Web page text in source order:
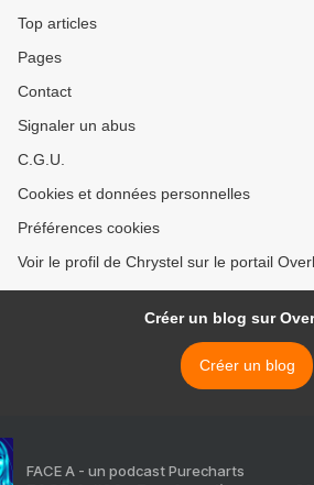
Top articles
Pages
Contact
Signaler un abus
C.G.U.
Cookies et données personnelles
Préférences cookies
Voir le profil de Chrystel sur le portail
Créer un blog sur
Créer un blog
FACE A - un podcast Purecharts